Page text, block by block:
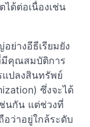
ได้ต่อเนื่องเช่น
ย่างอีธีเรียมยัง
มีคุณสมบัติการ
แปลงสินทรัพย์
ซึ่งจะได้
นกัน แต่ช่วงที่
ว่าอยู่ใกล้ระดับ